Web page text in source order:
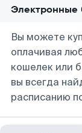
Электронные
Вы можете
оплачивая
кошелек или
вы всегда
расписанию